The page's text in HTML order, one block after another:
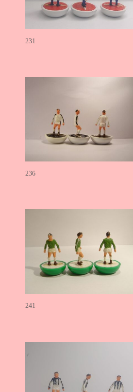
231
236
241